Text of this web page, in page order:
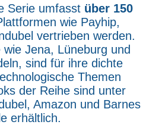
Serie umfasst über 150
wie Payhip,
vertrieben werden.
Jena, Lüneburg und
sind für ihre dichte
Themen
der Reihe sind unter
Amazon und Barnes
erhältlich.